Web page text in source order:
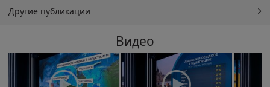
Другие публикации
Видео